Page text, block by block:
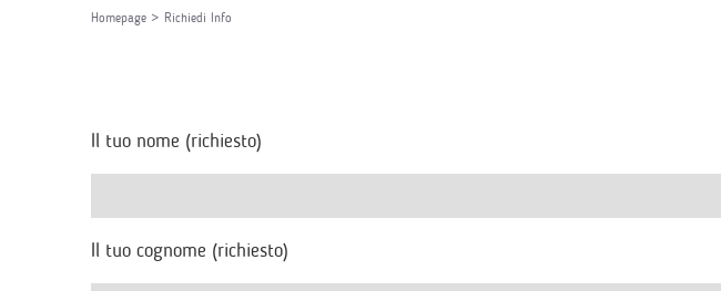
Homepage > Richiedi Info
Il tuo nome (richiesto)
Il tuo cognome (richiesto)